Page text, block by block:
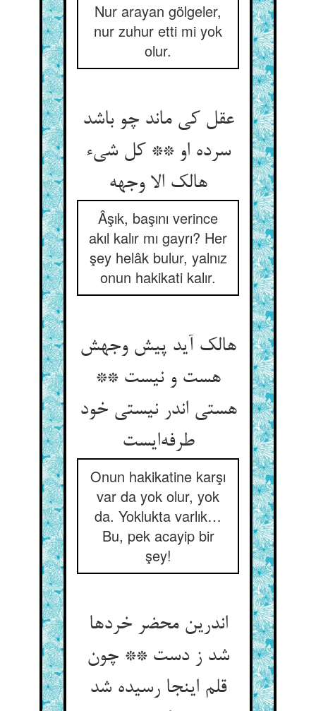
Nur arayan gölgeler,
nur zuhur etti mi yok
olur.
عقل کی ماند چو باشد
سرده او ** کل شیء
هالک الا وجهه
Âşık, başını verince
akıl kalır mı gayrı? Her
şey helâk bulur, yalnız
onun hakikati kalır.
هالک آید پیش وجهش
هست و نیست **
هستی اندر نیستی خود
طرفه‌ایست
Onun hakikatine karşı
var da yok olur, yok
da. Yoklukta varlık…
Bu, pek acayip bir
şey!
اندرین محضر خردها
شد ز دست ** چون
قلم اینجا رسیده شد